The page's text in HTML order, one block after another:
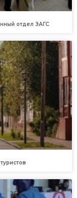
отдел ЗАГС